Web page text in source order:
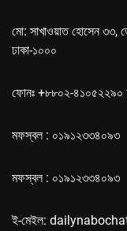
মো: সাখাওয়াত হোসেন ৩৩,
ঢাকা-১০০০
ফোনঃ +৮৮০২-৪১০৫২২৯০
মফস্বল : ০১৯১২৩৩৪০৯৩
মফস্বল : ০১৯১২৩৩৪০৯৩
ই-মেইল: